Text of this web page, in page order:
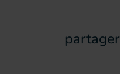
partager